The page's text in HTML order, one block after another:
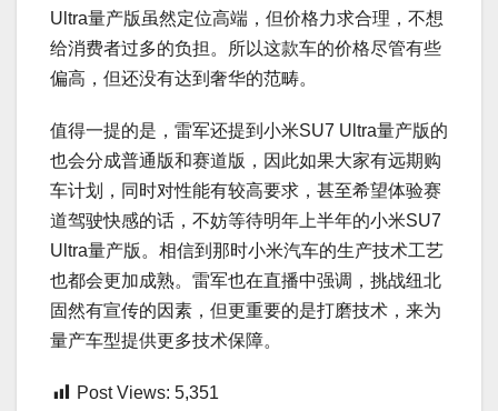
Ultra量产版虽然定位高端，但价格力求合理，不想
给消费者过多的负担。所以这款车的价格尽管有些
偏高，但还没有达到奢华的范畴。
值得一提的是，雷军还提到小米SU7 Ultra量产版的
也会分成普通版和赛道版，因此如果大家有远期购
车计划，同时对性能有较高要求，甚至希望体验赛
道驾驶快感的话，不妨等待明年上半年的小米SU7
Ultra量产版。相信到那时小米汽车的生产技术工艺
也都会更加成熟。雷军也在直播中强调，挑战纽北
固然有宣传的因素，但更重要的是打磨技术，来为
量产车型提供更多技术保障。
Post Views: 5,351